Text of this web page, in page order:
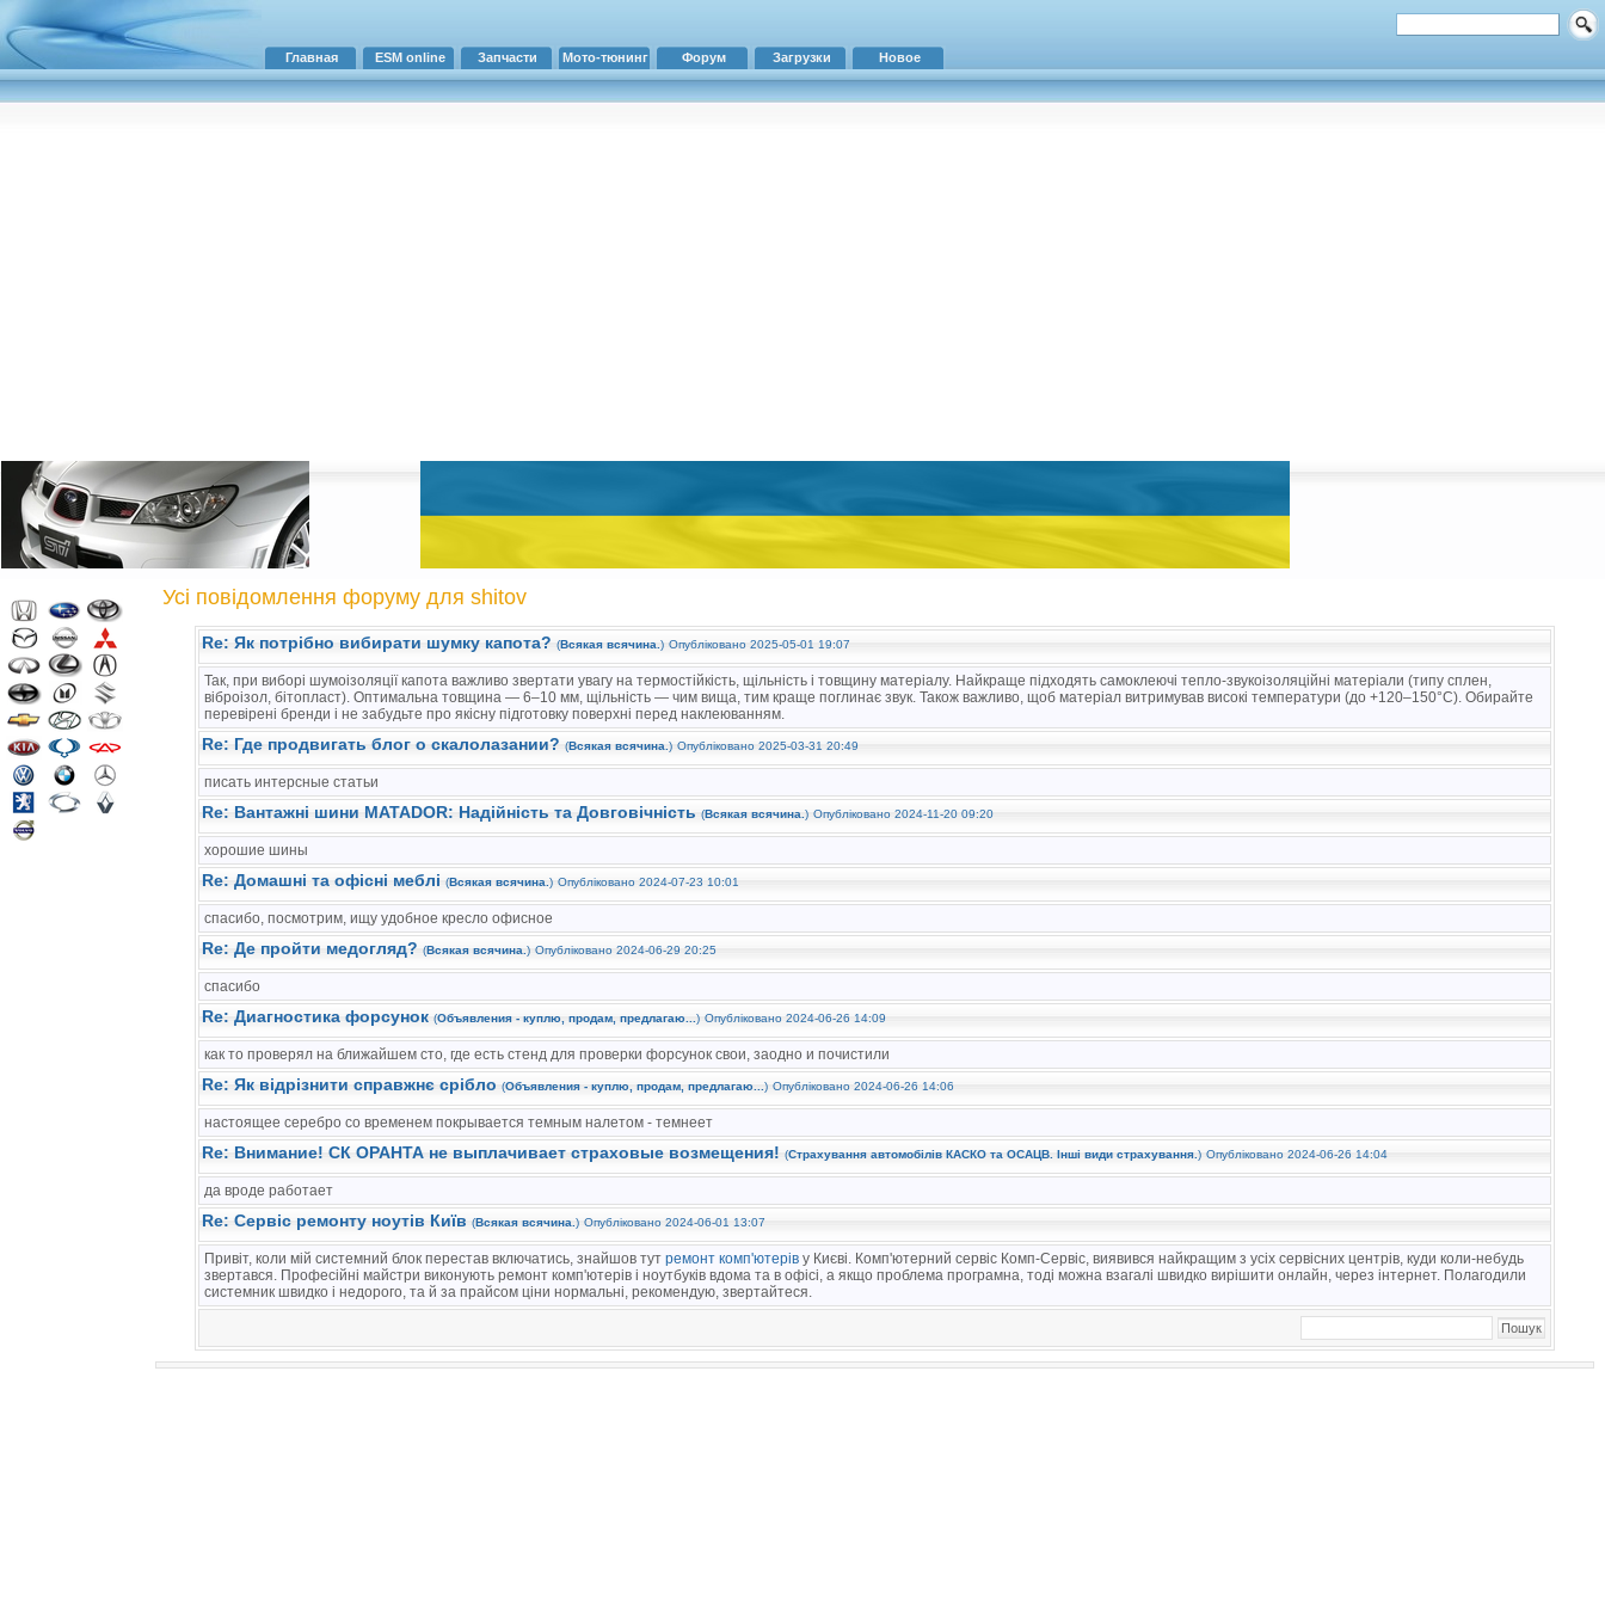
Главная ESM online Запчасти Мото-тюнинг Форум Загрузки Новое
Усі повідомлення форуму для shitov
Re: Як потрібно вибирати шумку капота? (Всякая всячина. ) Опубліковано 2025-05-01 19:07
Так, при виборі шумоізоляції капота важливо звертати увагу на термостійкість, щільність і товщину матеріалу. Найкраще підходять самоклеючі тепло-звукоізоляційні матеріали (типу сплен,
віброізол, бітопласт). Оптимальна товщина — 6–10 мм, щільність — чим вища, тим краще поглинає звук. Також важливо, щоб матеріал витримував високі температури (до +120–150°C). Обирайте
перевірені бренди і не забудьте про якісну підготовку поверхні перед наклеюванням.
Re: Где продвигать блог о скалолазании? (Всякая всячина. ) Опубліковано 2025-03-31 20:49
писать интерсные статьи
Re: Вантажні шини MATADOR: Надійність та Довговічність (Всякая всячина. ) Опубліковано 2024-11-20 09:20
хорошие шины
Re: Домашні та офісні меблі (Всякая всячина. ) Опубліковано 2024-07-23 10:01
спасибо, посмотрим, ищу удобное кресло офисное
Re: Де пройти медогляд? (Всякая всячина. ) Опубліковано 2024-06-29 20:25
спасибо
Re: Диагностика форсунок (Объявления - куплю, продам, предлагаю... ) Опубліковано 2024-06-26 14:09
как то проверял на ближайшем сто, где есть стенд для проверки форсунок свои, заодно и почистили
Re: Як відрізнити справжнє срібло (Объявления - куплю, продам, предлагаю... ) Опубліковано 2024-06-26 14:06
настоящее серебро со временем покрывается темным налетом - темнеет
Re: Внимание! СК ОРАНТА не выплачивает страховые возмещения! (Страхування автомобілів КАСКО та ОСАЦВ. Інші види страхування. ) Опубліковано 2024-06-26 14:04
да вроде работает
Re: Сервіс ремонту ноутів Київ (Всякая всячина. ) Опубліковано 2024-06-01 13:07
Привіт, коли мій системний блок перестав включатись, знайшов тут ремонт комп'ютерів у Києві. Комп'ютерний сервіс Комп-Сервіс, виявився найкращим з усіх сервісних центрів, куди коли-небудь
звертався. Професійні майстри виконують ремонт комп'ютерів і ноутбуків вдома та в офісі, а якщо проблема програмна, тоді можна взагалі швидко вирішити онлайн, через інтернет. Полагодили
системник швидко і недорого, та й за прайсом ціни нормальні, рекомендую, звертайтеся.